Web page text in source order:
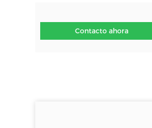
Contacto ahora